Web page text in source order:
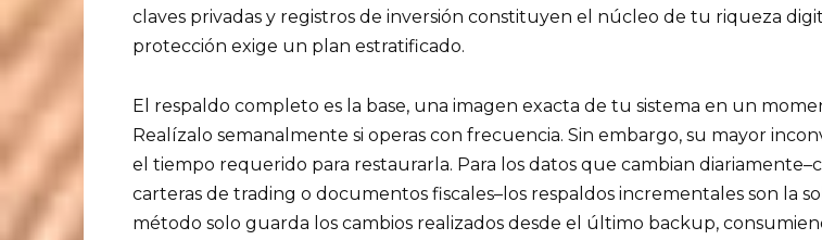
claves privadas y registros de inversión constituyen el núcleo de tu riqueza
protección exige un plan estratificado.
El respaldo completo es la base, una imagen exacta de tu sistema en un
Realízalo semanalmente si operas con frecuencia. Sin embargo, su mayor
el tiempo requerido para restaurarla. Para los datos que cambian
carteras de trading o documentos fiscales–los respaldos incrementales son la
método solo guarda los cambios realizados desde el último backup,